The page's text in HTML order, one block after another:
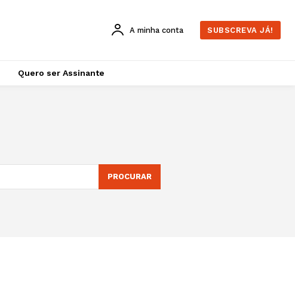
A minha conta SUBSCREVA JÁ!
Quero ser Assinante
PROCURAR